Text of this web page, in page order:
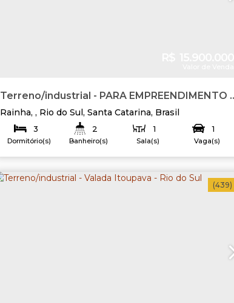
Terreno/industrial - PARA EMPREENDIMENTO -
BAIRRO RAINHA - RIO DO SUL
Rainha , Rio do Sul, Santa Catarina, Brasil
3
Dormitório(s)
2
Banheiro(s)
1
Sala(s)
1
Vaga(s)
(439)